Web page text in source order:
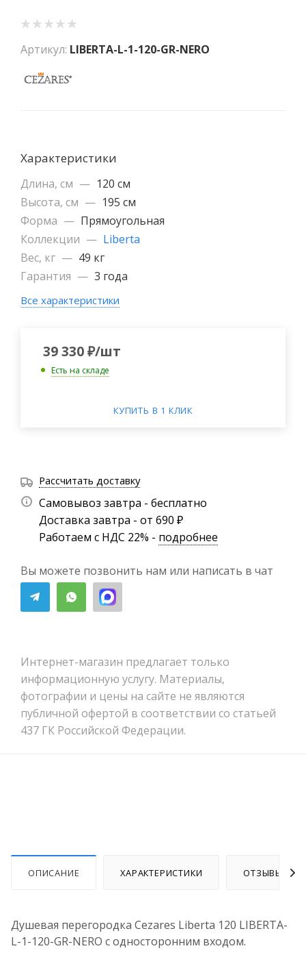
Артикул: LIBERTA-L-1-120-GR-NERO
Характеристики
Длина, см — 120 см
Высота, см — 195 см
Форма — Прямоугольная
Коллекции — Liberta
Вес, кг — 49 кг
Гарантия — 3 года
Все характеристики
39 330₽/шт
Есть на складе
КУПИТЬ В 1 КЛИК
Рассчитать доставку
Самовывоз завтра - бесплатно
Доставка завтра - от 690 ₽
Работаем с НДС 22% - подробнее
Вы можете позвонить нам или написать в чат
Интернет-магазин предлагает только
информационную услугу. Материалы,
фотографии и цены на сайте не являются
публичной офертой в соответствии со статьей
437 ГК Российской Федерации.
ОПИСАНИЕ ХАРАКТЕРИСТИКИ ОТЗЫВЫ
Душевая перегородка Cezares Liberta 120 LIBERTA-
L-1-120-GR-NERO с односторонним входом.